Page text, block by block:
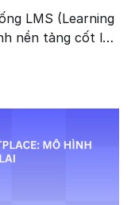
LMS (Learning
nền tảng cốt lõi
học quản lý